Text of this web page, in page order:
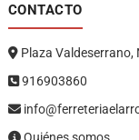
CONTACTO
Plaza Valdeserrano,
916903860